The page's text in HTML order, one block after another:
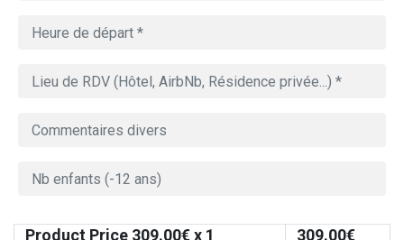
Product Price 309.00€ x 1 309.00€